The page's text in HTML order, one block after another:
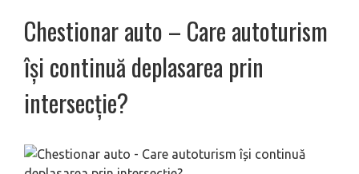
Chestionar auto – Care autoturism
își continuă deplasarea prin
intersecție?